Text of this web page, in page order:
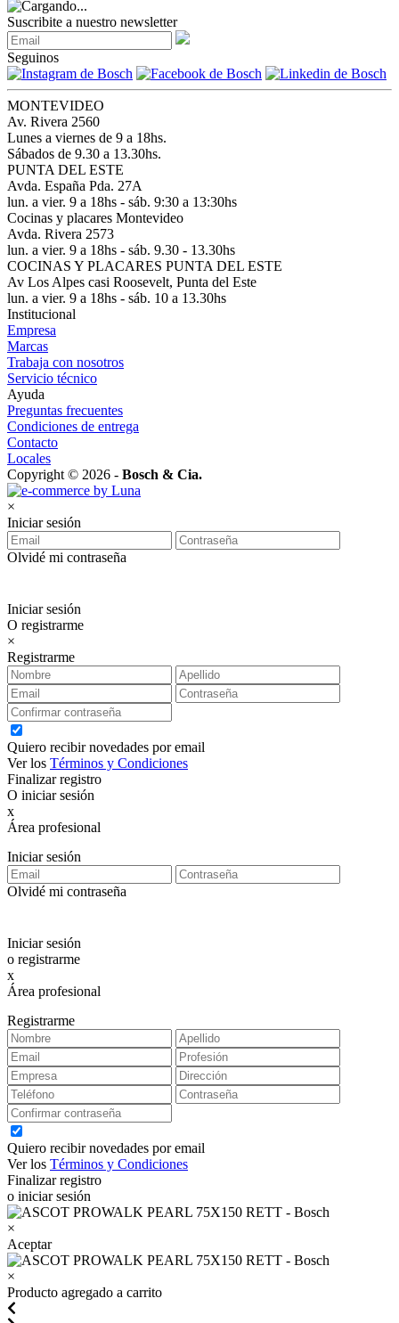
Suscribite a nuestro newsletter
Seguinos
MONTEVIDEO
Av. Rivera 2560
Lunes a viernes de 9 a 18hs.
Sábados de 9.30 a 13.30hs.
PUNTA DEL ESTE
Avda. España Pda. 27A
lun. a vier. 9 a 18hs - sáb. 9:30 a 13:30hs
Cocinas y placares Montevideo
Avda. Rivera 2573
lun. a vier. 9 a 18hs - sáb. 9.30 - 13.30hs
COCINAS Y PLACARES PUNTA DEL ESTE
Av Los Alpes casi Roosevelt, Punta del Este
lun. a vier. 9 a 18hs - sáb. 10 a 13.30hs
Institucional
Empresa
Marcas
Trabaja con nosotros
Servicio técnico
Ayuda
Preguntas frecuentes
Condiciones de entrega
Contacto
Locales
Copyright © 2026 - Bosch & Cia.
×
Iniciar sesión
Olvidé mi contraseña
Iniciar sesión
O registrarme
×
Registrarme
Quiero recibir novedades por email
Ver los Términos y Condiciones
Finalizar registro
O iniciar sesión
x
Área profesional
Iniciar sesión
Olvidé mi contraseña
Iniciar sesión
o registrarme
x
Área profesional
Registrarme
Quiero recibir novedades por email
Ver los Términos y Condiciones
Finalizar registro
o iniciar sesión
×
Aceptar
×
Producto agregado a carrito